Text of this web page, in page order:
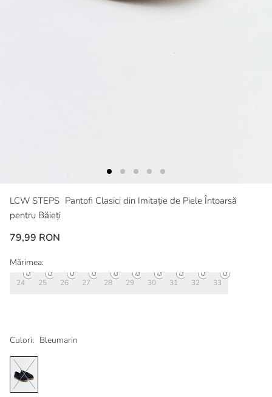
LCW STEPS Pantofi Clasici din Imitație de Piele Întoarsă
pentru Băieți
79,99 RON
Culori: Bleumarin
Mărimea:
24 25 26 27 28 29 30 31 32 33